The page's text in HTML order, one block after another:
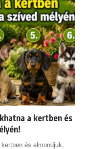
a kertben és
és elmondjuk,